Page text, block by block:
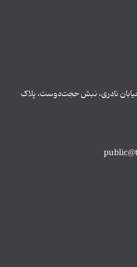
خیابان نادری، نبش حجت‌دوست، پلاک